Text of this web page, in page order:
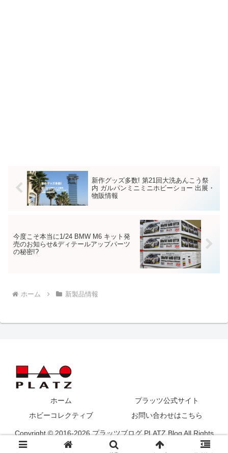
新作グッズ多数! 第21回大洗あんこう祭
内 ガルパンミニミニホビーショー 出展・
物販情報
今度こそ本当に1/24 BMW M6 キット発
売のお知らせ&ディテールアップパーツ
の秘密!?
ホーム 新製品情報
ホーム
プラッツ公式サイト
ホビーコレクティブ
お問い合わせはこちら
Copyright © 2016-2026 プラッツブログ PLATZ Blog All Rights
Reserved.